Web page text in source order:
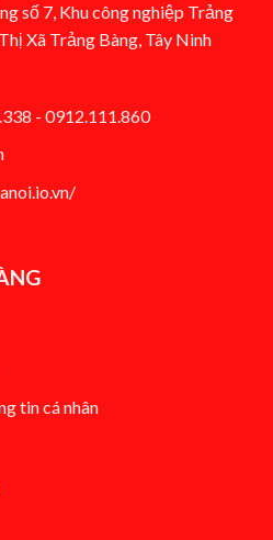
số 7, Khu công nghiệp Trảng
Xã Trảng Bàng, Tây Ninh
- 0912.111.860
tin cá nhân